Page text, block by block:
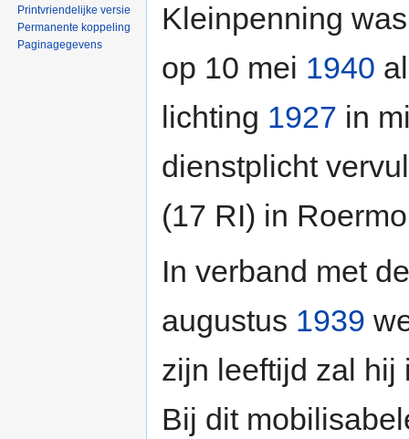
Kleinpenning
op 10 mei 1940
lichting 1927 in
dienstplicht
(17 RI) in
In verband met
augustus 1939
zijn leeftijd zal hij
Bij dit
Printvriendelijke versie
Permanente koppeling
Paginagegevens